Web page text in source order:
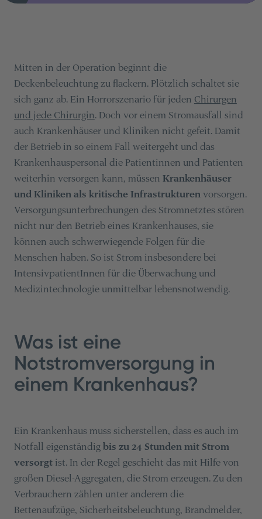
Mitten in der Operation beginnt die
Deckenbeleuchtung zu flackern. Plötzlich schaltet sie
sich ganz ab. Ein Horrorszenario für jeden Chirurgen
und jede Chirurgin. Doch vor einem Stromausfall sind
auch Krankenhäuser und Kliniken nicht gefeit. Damit
der Betrieb in so einem Fall weitergeht und das
Krankenhauspersonal die Patientinnen und Patienten
weiterhin versorgen kann, müssen Krankenhäuser
und Kliniken als kritische Infrastrukturen vorsorgen.
Versorgungsunterbrechungen des Stromnetztes stören
nicht nur den Betrieb eines Krankenhauses, sie
können auch schwerwiegende Folgen für die
Menschen haben. So ist Strom insbesondere bei
IntensivpatientInnen für die Überwachung und
Medizintechnologie unmittelbar lebensnotwendig.
Was ist eine
Notstromversorgung in
einem Krankenhaus?
Ein Krankenhaus muss sicherstellen, dass es auch im
Notfall eigenständig bis zu 24 Stunden mit Strom
versorgtist. In der Regel geschieht das mit Hilfe von
großen Diesel-Aggregaten, die Strom erzeugen. Zu den
Verbrauchern zählen unter anderem die
Bettenaufzüge, Sicherheitsbeleuchtung, Brandmelder,